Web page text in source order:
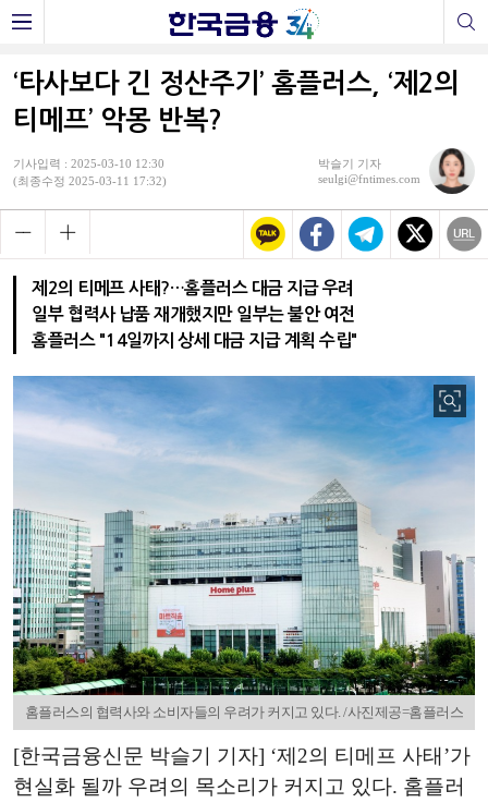
‘타사보다 긴 정산주기’ 홈플러스, ‘제2의
티메프’ 악몽 반복?
기사입력 : 2025-03-10 12:30
(최종수정 2025-03-11 17:32)
박슬기 기자
seulgi@fntimes.com
제2의 티메프 사태?…홈플러스 대금 지급 우려
일부 협력사 납품 재개했지만 일부는 불안 여전
홈플러스 "14일까지 상세 대금 지급 계획 수립"
홈플러스의 협력사와 소비자들의 우려가 커지고 있다. /사진제공=홈플러스
[한국금융신문 박슬기 기자] ‘제2의 티메프 사태’가
현실화 될까 우려의 목소리가 커지고 있다. 홈플러